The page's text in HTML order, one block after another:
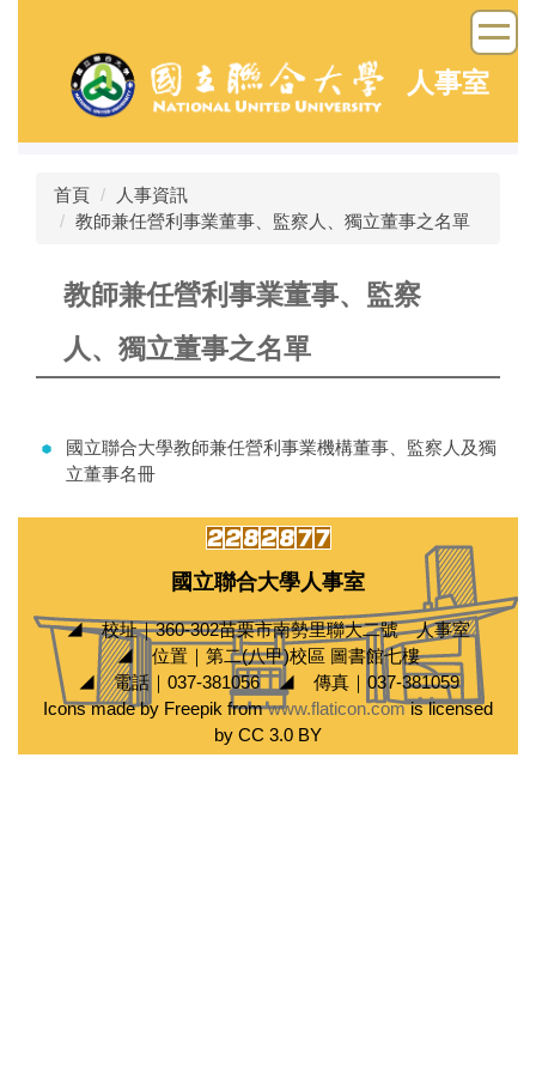
容
人事室
首頁
人事資訊
教師兼任營利事業董事、監察人、獨立董事之名單
教師兼任營利事業董事、監察
人、獨立董事之名單
國立聯合大學教師兼任營利事業機構董事、監察人及獨
立董事名冊
國立聯合大學人事室
◢ 校址｜360-302苗栗市南勢里聯大二號 人事室
◢ 位置｜第二(八甲)校區 圖書館七樓
◢ 電話｜037-381056 ◢ 傳真｜037-381059
Icons made by Freepik fromwww.flaticon.comis licensed
by CC 3.0 BY